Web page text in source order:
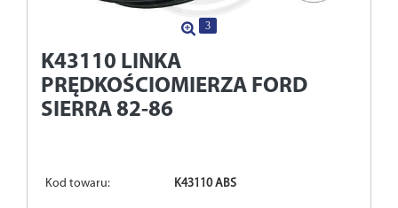
3
K43110 LINKA
PRĘDKOŚCIOMIERZA FORD
SIERRA 82-86
Kod towaru: K43110 ABS